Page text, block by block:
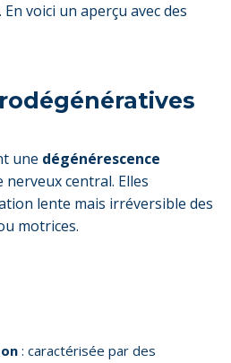
voici un aperçu avec des
une dégénérescence
nerveux central. Elles
lente mais irréversible des
motrices.
: caractérisée par des